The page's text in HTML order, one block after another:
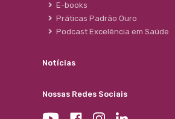
E-books
Práticas Padrão Ouro
Podcast Excelência em Saúde
Notícias
Nossas Redes Sociais